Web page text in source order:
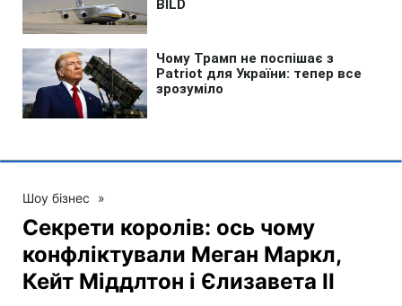
Шоу бізнес »
Секрети королів: ось чому
конфліктували Меган Маркл,
Кейт Міддлтон і Єлизавета II